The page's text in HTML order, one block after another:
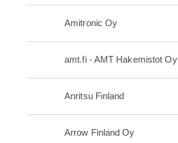
Amitronic Oy
amt.fi - AMT Hakemistot Oy
Anritsu Finland
Arrow Finland Oy